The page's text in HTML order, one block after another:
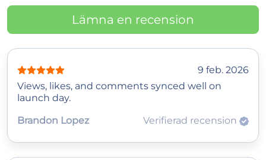
Lämna en recension
9 feb. 2026
Views, likes, and comments synced well on
launch day.
Brandon Lopez
Verifierad recension